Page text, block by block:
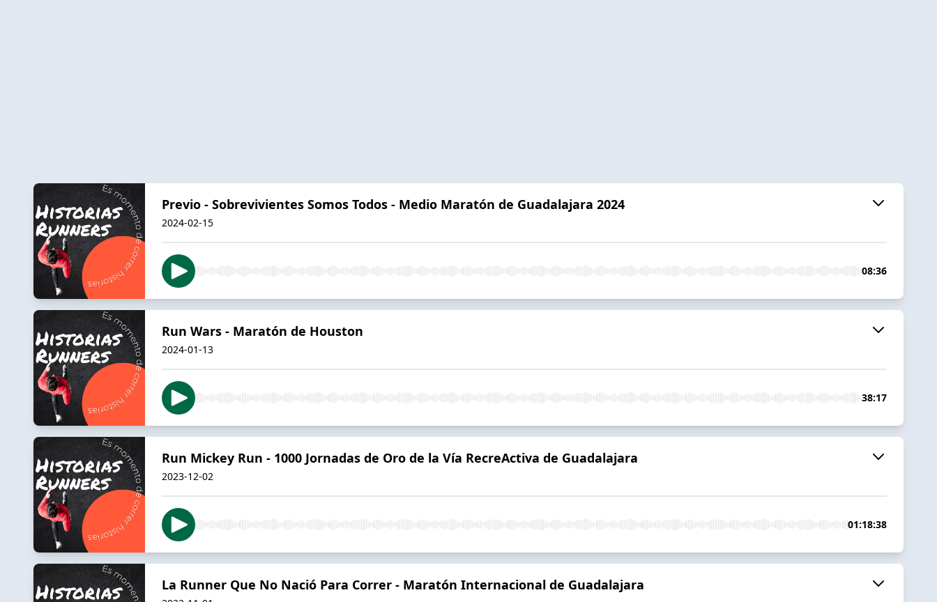
Previo - Sobrevivientes Somos Todos - Medio Maratón de Guadalajara 2024
2024-02-15
08:36
Run Wars - Maratón de Houston
2024-01-13
38:17
Run Mickey Run - 1000 Jornadas de Oro de la Vía RecreActiva de Guadalajara
2023-12-02
01:18:38
La Runner Que No Nació Para Correr - Maratón Internacional de Guadalajara